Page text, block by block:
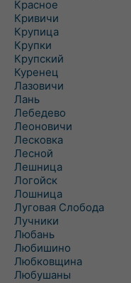
Красное
Кривичи
Крупица
Крупки
Крупский
Куренец
Лазовичи
Лань
Лебедево
Леоновичи
Лесковка
Лесной
Лешница
Логойск
Лошница
Луговая Слобода
Лучники
Любань
Любишино
Любковщина
Любушаны